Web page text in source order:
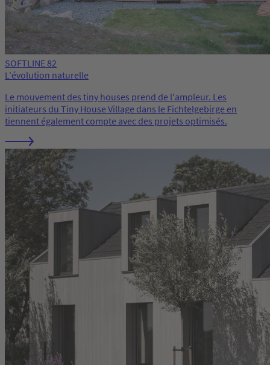
SOFTLINE 82
L'évolution naturelle
Le mouvement des tiny houses prend de l'ampleur. Les
initiateurs du Tiny House Village dans le Fichtelgebirge en
tiennent également compte avec des projets optimisés.